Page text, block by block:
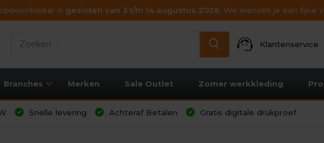
is gesloten van 3 t/m 14 augustus 2026. We wensen je een fijne
support_agent Klantenservice
Branches Merken Sale Outlet Zomer werkkleding
Snelle levering Achteraf Betalen Gratis digitale drukproef